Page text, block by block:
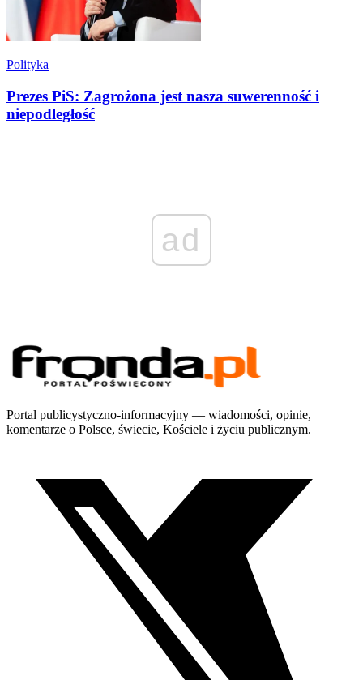
Polityka
Prezes PiS: Zagrożona jest nasza suwerenność i
niepodległość
ad
Portal publicystyczno-informacyjny — wiadomości, opinie,
komentarze o Polsce, świecie, Kościele i życiu publicznym.